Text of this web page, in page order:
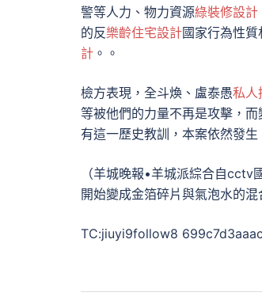
警等人力、物力資源綠裝修設計
的反樂齡住宅設計國家行為性
計 。。
檢方表現，全斗煥、盧泰愚私人
等被他們的力量不再是攻擊，而
有這一歷史教訓，本案依然發
（羊城晚報•羊城派綜合自cctv
開始變成金箔碎片與氣泡水的混
TC:jiuyi9follow8